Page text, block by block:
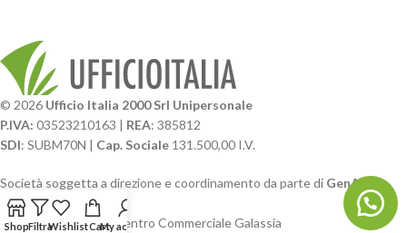
© 2026 Ufficio Italia 2000 Srl Unipersonale
P.IVA: 03523210163 | REA: 385812
SDI: SUBM70N | Cap. Sociale 131.500,00 I.V.
Società soggetta a direzione e coordinamento da parte di GenALFA
Holding srl
Via A. Ponti n. 4 – Centro Commerciale Galassia
ShopFiltraWishlistCartMy account